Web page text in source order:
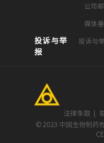
公司
媒体
投诉与举
报
投诉与
法律条款
© 2023 中国生物制药